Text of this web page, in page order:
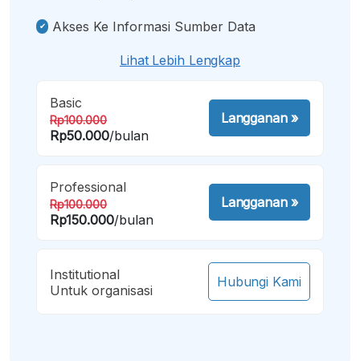
Akses Ke Informasi Sumber Data
Lihat Lebih Lengkap
Basic
Rp100.000
Rp50.000/bulan
Langganan»
Professional
Rp100.000
Rp150.000/bulan
Langganan»
Institutional
Untuk organisasi
Hubungi Kami